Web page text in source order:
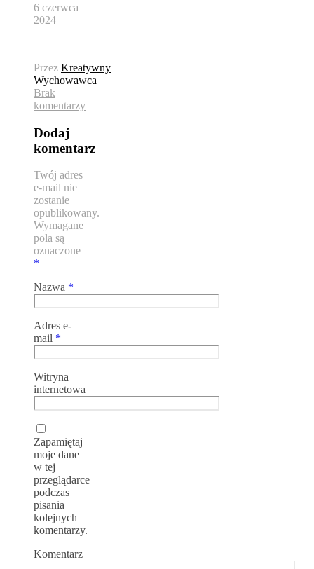
6 czerwca
2024
Przez Kreatywny
Wychowawca
Brak
komentarzy
Dodaj
komentarz
Twój adres
e-mail nie
zostanie
opublikowany.
Wymagane
pola są
oznaczone
*
Nazwa *
Adres e-
mail *
Witryna
internetowa
Zapamiętaj
moje dane
w tej
przeglądarce
podczas
pisania
kolejnych
komentarzy.
Komentarz